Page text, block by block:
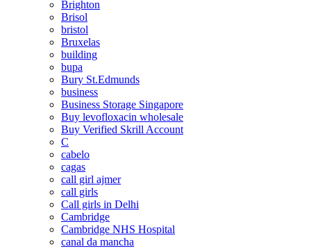
Brighton
Brisol
bristol
Bruxelas
building
bupa
Bury St.Edmunds
business
Business Storage Singapore
Buy levofloxacin wholesale
Buy Verified Skrill Account
C
cabelo
cagas
call girl ajmer
call girls
Call girls in Delhi
Cambridge
Cambridge NHS Hospital
canal da mancha